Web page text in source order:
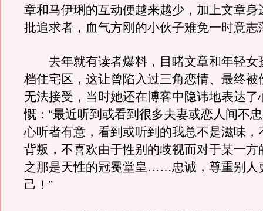
章和马伊琍的互动便越来越少，加上文章身
批追求者，血气方刚的小伙子难免一时意志
去年就有读者爆料，目睹文章和年轻女
档住宅区，这让曾陷入过三角恋情、最终被
无法接受，当时她还在博客中隐讳地表达了
慨：“最近听到或看到很多夫妻或恋人间不
心听者有意，看到或听到的我总不是滋味，
背叛，不喜欢由于性别的歧视而对于某一方
之那是天性的冠冕堂皇……忠诚，尊重别人
己！”